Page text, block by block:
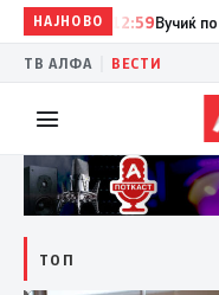
НАЈНОВО12:59Вучиќ по
ТВ АЛФА ВЕСТИ
ТОП